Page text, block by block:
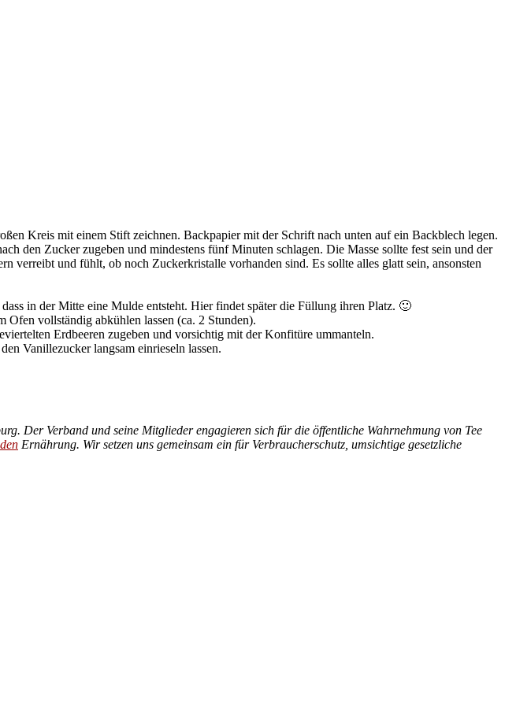
Kreis mit einem Stift zeichnen. Backpapier mit der Schrift nach unten auf ein Backblech legen.
den Zucker zugeben und mindestens fünf Minuten schlagen. Die Masse sollte fest sein und der
verreibt und fühlt, ob noch Zuckerkristalle vorhanden sind. Es sollte alles glatt sein, ansonsten
in der Mitte eine Mulde entsteht. Hier findet später die Füllung ihren Platz. 🙂
Ofen vollständig abkühlen lassen (ca. 2 Stunden).
Erdbeeren zugeben und vorsichtig mit der Konfitüre ummanteln.
Vanillezucker langsam einrieseln lassen.
Der Verband und seine Mitglieder engagieren sich für die öffentliche Wahrnehmung von Tee
Ernährung. Wir setzen uns gemeinsam ein für Verbraucherschutz, umsichtige gesetzliche